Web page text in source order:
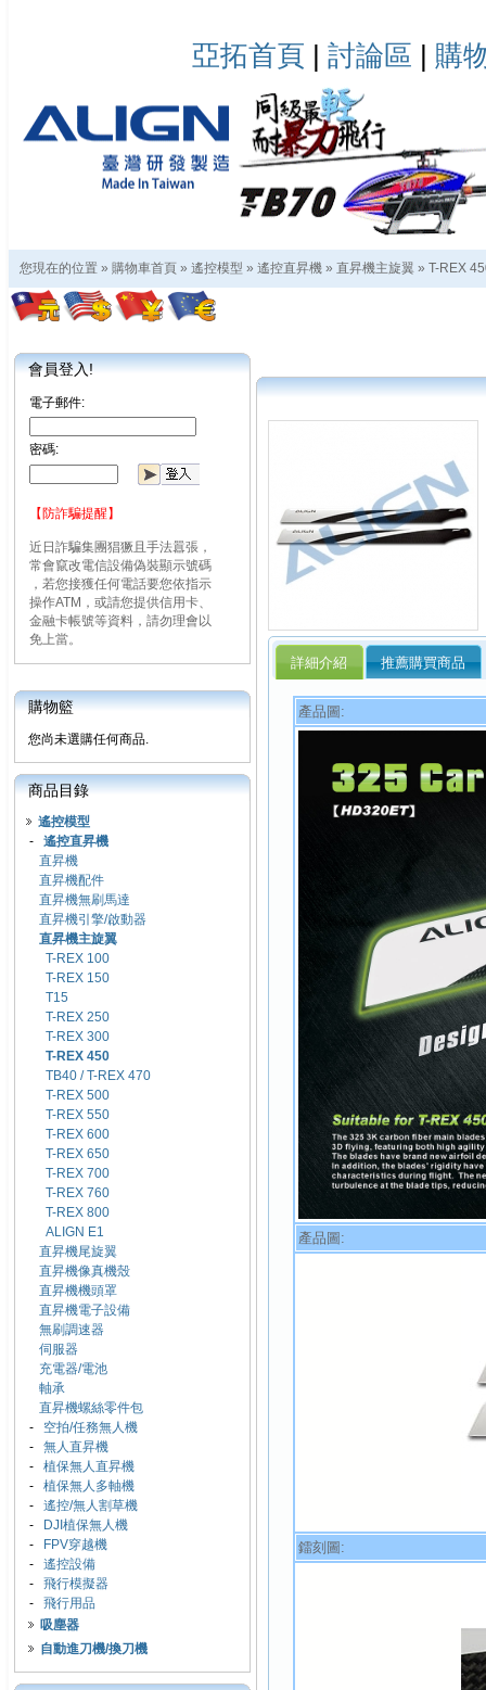
亞拓首頁 | 討論區 | 購
您現在的位置 » 購物車首頁 » 遙控模型 » 遙控直昇機 » 直昇機主旋翼 » T-REX
會員登入!
電子郵件:
密碼:
【防詐騙提醒】
近日詐騙集團猖獗且手法囂張，
常會竄改電信設備偽裝顯示號碼
，若您接獲任何電話要您依指示
操作ATM，或請您提供信用卡、
金融卡帳號等資料，請勿理會以
免上當。
購物籃
您尚未選購任何商品.
商品目錄
遙控模型
- 遙控直昇機
直昇機
直昇機配件
直昇機無刷馬達
直昇機引擎/啟動器
直昇機主旋翼
T-REX 100
T-REX 150
T15
T-REX 250
T-REX 300
T-REX 450
TB40 / T-REX 470
T-REX 500
T-REX 550
T-REX 600
T-REX 650
T-REX 700
T-REX 760
T-REX 800
ALIGN E1
直昇機尾旋翼
直昇機像真機殼
直昇機機頭罩
直昇機電子設備
無刷調速器
伺服器
充電器/電池
軸承
直昇機螺絲零件包
- 空拍/任務無人機
- 無人直昇機
- 植保無人直昇機
- 植保無人多軸機
- 遙控/無人割草機
-
DJI植保無人機
-
FPV穿越機
- 遙控設備
- 飛行模擬器
- 飛行用品
吸塵器
自動進刀機/換刀機
詳細介紹 推薦購買商品
產品圖:
產品圖:
鐳刻圖: